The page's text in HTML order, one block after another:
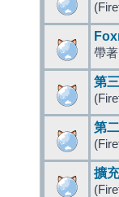
帶
第
第
擴